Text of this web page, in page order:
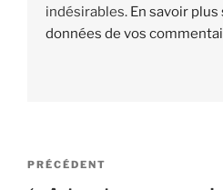
indésirables. En savoir
données de vos
Navigation
Article
PRÉCÉDENT